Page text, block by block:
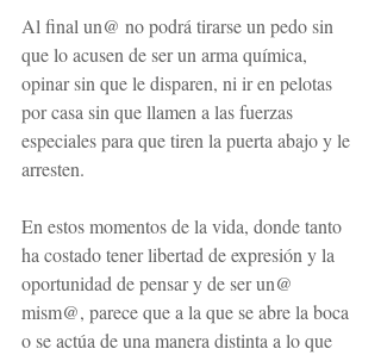
Al final un@ no podrá tirarse un pedo sin
que lo acusen de ser un arma química,
opinar sin que le disparen, ni ir en pelotas
por casa sin que llamen a las fuerzas
especiales para que tiren la puerta abajo y le
arresten.
En estos momentos de la vida, donde tanto
ha costado tener libertad de expresión y la
oportunidad de pensar y de ser un@
mism@, parece que a la que se abre la boca
o se actúa de una manera distinta a lo que